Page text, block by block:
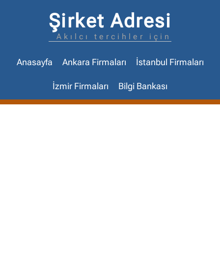
Şirket Adresi
Akılcı tercihler için
Anasayfa Ankara Firmaları İstanbul Firmaları
İzmir Firmaları Bilgi Bankası